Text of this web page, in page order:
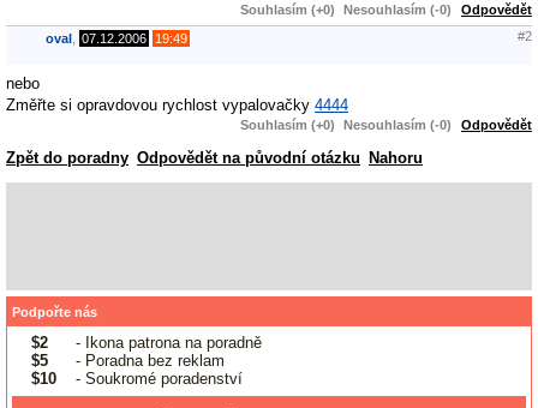
Souhlasím (+0) Nesouhlasím (-0) Odpovědět
oval 07.12.2006 19:49 #2
nebo
Změřte si opravdovou rychlost vypalovačky 4444
Souhlasím (+0) Nesouhlasím (-0) Odpovědět
Zpět do poradny Odpovědět na původní otázku Nahoru
Podpořte nás
$2
- Ikona patrona na poradně
$5
- Poradna bez reklam
$10
- Soukromé poradenství